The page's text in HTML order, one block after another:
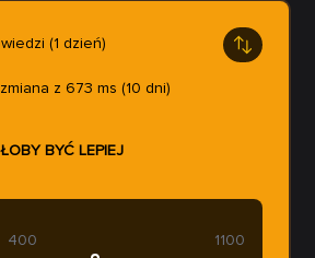
(1 dzień)
zmiana z 673 ms (10 dni)
BYĆ LEPIEJ
400 1100